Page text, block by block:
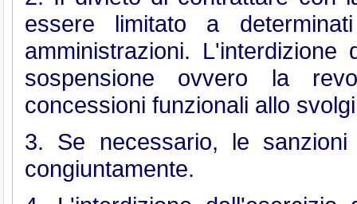
essere limitato a
amministrazioni.
sospensione ovvero la
concessioni funzionali allo
3. Se necessario, le sanzioni
congiuntamente.